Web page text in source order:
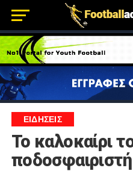
ΕΙΔΗΣΕΙΣ
Το καλοκαίρι